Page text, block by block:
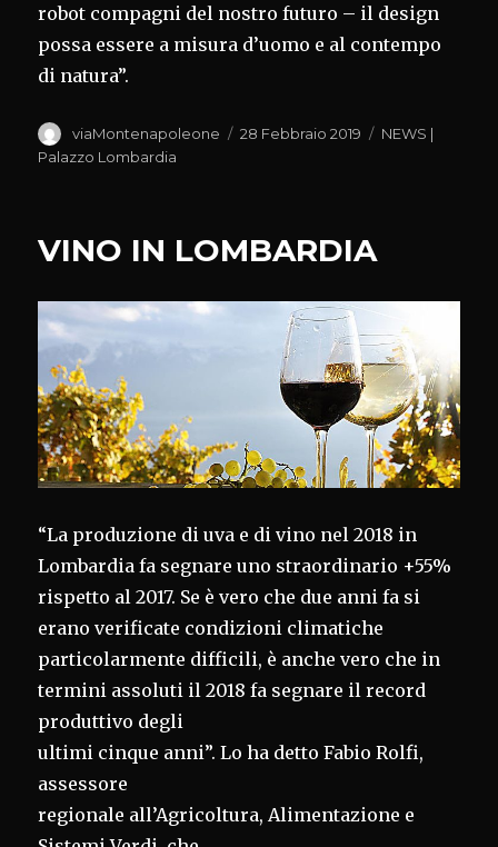
robot compagni del nostro futuro – il design
possa essere a misura d’uomo e al contempo
di natura”.
Autore
viaMontenapoleone
Pubblicato
28 Febbraio 2019 Categorie
NEWS |
Palazzo Lombardia
VINO IN LOMBARDIA
“La produzione di uva e di vino nel 2018 in
Lombardia fa segnare uno straordinario +55%
rispetto al 2017. Se è vero che due anni fa si
erano verificate condizioni climatiche
particolarmente difficili, è anche vero che in
termini assoluti il 2018 fa segnare il record
produttivo degli
ultimi cinque anni”. Lo ha detto Fabio Rolfi,
assessore
regionale all’Agricoltura, Alimentazione e